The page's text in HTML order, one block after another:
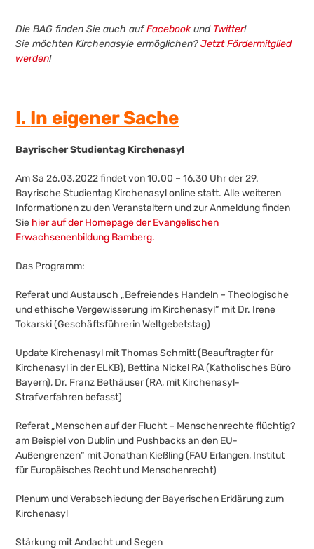
Die BAG finden Sie auch aufFacebook und Twitter!
Sie möchten Kirchenasyle ermöglichen?Jetzt Fördermitglied
werden!
I. In eigener Sache
Bayrischer Studientag Kirchenasyl
Am Sa 26.03.2022 findet von 10.00 – 16.30 Uhr der 29.
Bayrische Studientag Kirchenasyl online statt. Alle weiteren
Informationen zu den Veranstaltern und zur Anmeldung finden
Sie hier auf der Homepage der Evangelischen
Erwachsenenbildung Bamberg.
Das Programm:
Referat und Austausch „Befreiendes Handeln – Theologische
und ethische Vergewisserung im Kirchenasyl“ mit Dr. Irene
Tokarski (Geschäftsführerin Weltgebetstag)
Update Kirchenasyl mit Thomas Schmitt (Beauftragter für
Kirchenasyl in der ELKB), Bettina Nickel RA (Katholisches Büro
Bayern), Dr. Franz Bethäuser (RA, mit Kirchenasyl-
Strafverfahren befasst)
Referat „Menschen auf der Flucht – Menschenrechte flüchtig?
am Beispiel von Dublin und Pushbacks an den EU-
Außengrenzen“ mit Jonathan Kießling (FAU Erlangen, Institut
für Europäisches Recht und Menschenrecht)
Plenum und Verabschiedung der Bayerischen Erklärung zum
Kirchenasyl
Stärkung mit Andacht und Segen